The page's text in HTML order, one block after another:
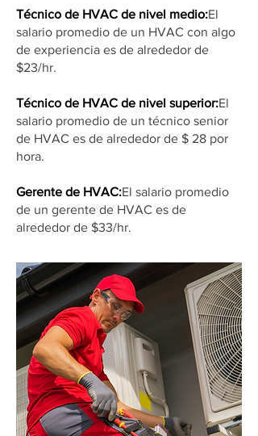
Técnico de HVAC de nivel medio:El
salario promedio de un HVAC con algo
de experiencia es de alrededor de
$23/hr.
Técnico de HVAC de nivel superior:El
salario promedio de un técnico senior
de HVAC es de alrededor de $ 28 por
hora.
Gerente de HVAC:El salario promedio
de un gerente de HVAC es de
alrededor de $33/hr.